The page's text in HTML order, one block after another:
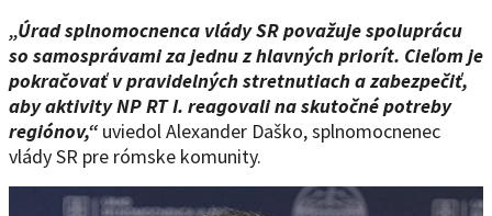
„Úrad splnomocnenca vlády SR považuje spoluprácu
so samosprávami za jednu z hlavných priorít. Cieľom je
pokračovať v pravidelných stretnutiach a zabezpečiť,
aby aktivity NP RT I. reagovali na skutočné potreby
regiónov,“ uviedol Alexander Daško, splnomocnenec
vlády SR pre rómske komunity.